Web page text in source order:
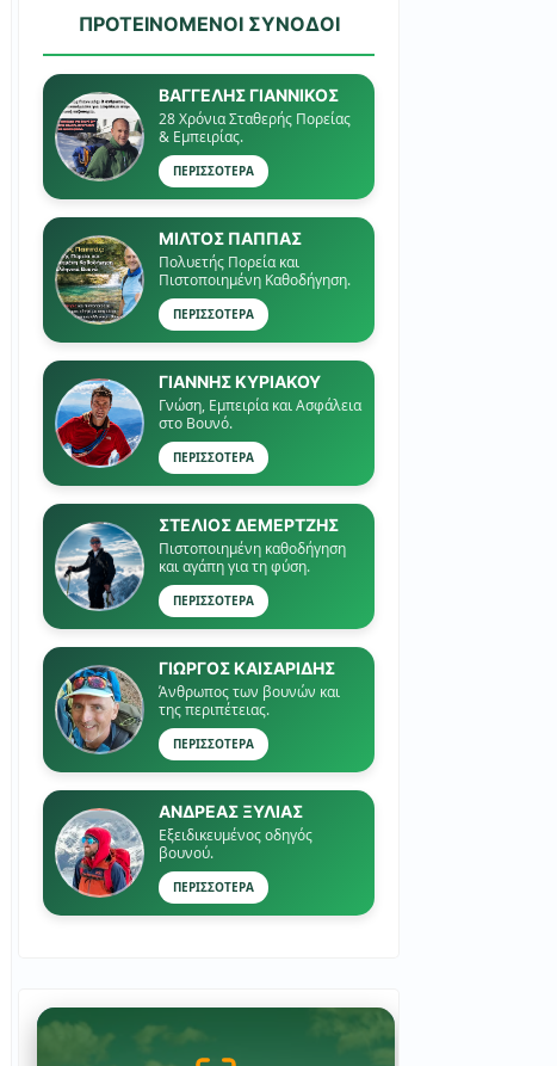
ΠΡΟΤΕΙΝΟΜΕΝΟΙ ΣΥΝΟΔΟΙ
ΒΑΓΓΕΛΗΣ ΓΙΑΝΝΙΚΟΣ
28 Χρόνια Σταθερής Πορείας
& Εμπειρίας.
ΠΕΡΙΣΣΟΤΕΡΑ
ΜΙΛΤΟΣ ΠΑΠΠΑΣ
Πολυετής Πορεία και
Πιστοποιημένη Καθοδήγηση.
ΠΕΡΙΣΣΟΤΕΡΑ
ΓΙΑΝΝΗΣ ΚΥΡΙΑΚΟΥ
Γνώση, Εμπειρία και Ασφάλεια
στο Βουνό.
ΠΕΡΙΣΣΟΤΕΡΑ
ΣΤΕΛΙΟΣ ΔΕΜΕΡΤΖΗΣ
Πιστοποιημένη καθοδήγηση
και αγάπη για τη φύση.
ΠΕΡΙΣΣΟΤΕΡΑ
ΓΙΏΡΓΟΣ ΚΑΙΣΑΡΙΔΗΣ
Άνθρωπος των βουνών και
της περιπέτειας.
ΠΕΡΙΣΣΟΤΕΡΑ
ΑΝΔΡΕΑΣ ΞΥΛΙΑΣ
Εξειδικευμένος οδηγός
βουνού.
ΠΕΡΙΣΣΟΤΕΡΑ